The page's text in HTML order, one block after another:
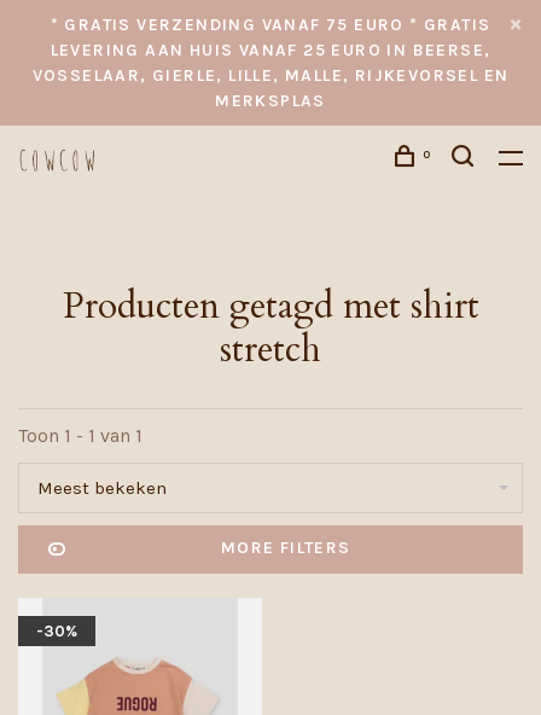
* GRATIS VERZENDING VANAF 75 EURO * GRATIS
LEVERING AAN HUIS VANAF 25 EURO IN BEERSE,
VOSSELAAR, GIERLE, LILLE, MALLE, RIJKEVORSEL EN
MERKSPLAS
0
Producten getagd met shirt
stretch
Toon 1 - 1 van 1
Meest bekeken
MORE FILTERS
-30%